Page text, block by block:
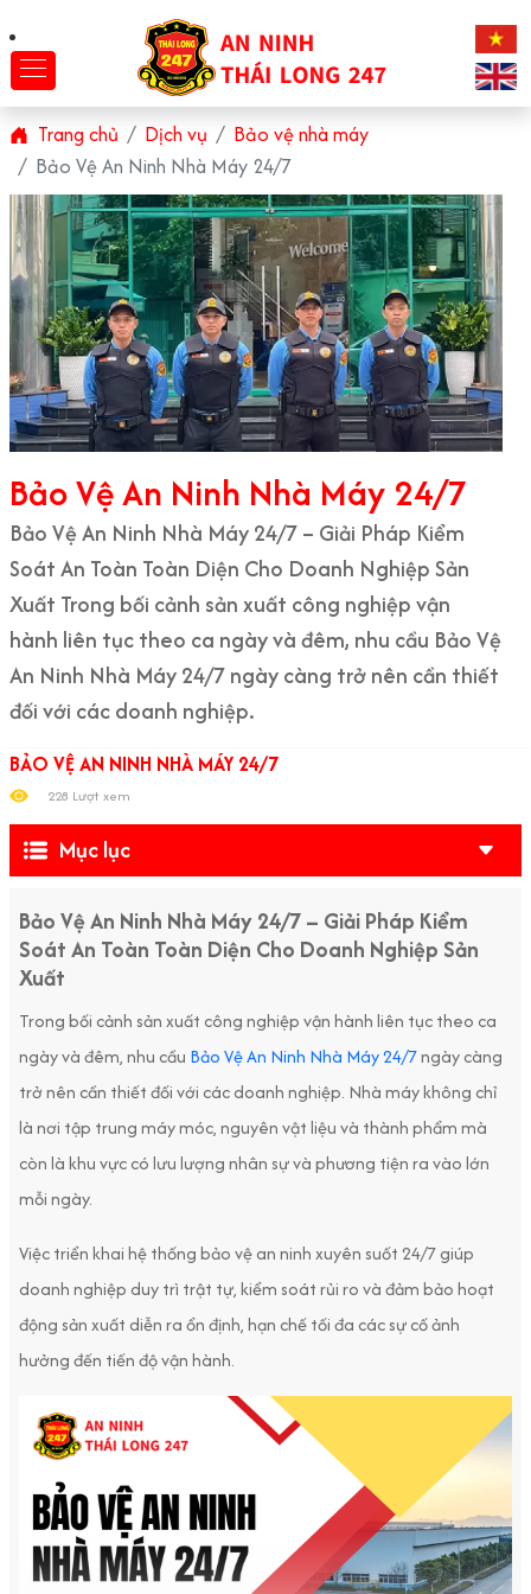
Trang chủ Dịch vụ
Bảo vệ nhà máy
Bảo Vệ An Ninh Nhà Máy 24/7
Bảo Vệ An Ninh Nhà Máy 24/7
Bảo Vệ An Ninh Nhà Máy 24/7 – Giải Pháp Kiểm
Soát An Toàn Toàn Diện Cho Doanh Nghiệp Sản
Xuất Trong bối cảnh sản xuất công nghiệp vận
hành liên tục theo ca ngày và đêm, nhu cầu Bảo Vệ
An Ninh Nhà Máy 24/7 ngày càng trở nên cần thiết
đối với các doanh nghiệp.
BẢO VỆ AN NINH NHÀ MÁY 24/7
228 Lượt xem
Mục lục
Bảo Vệ An Ninh Nhà Máy 24/7 – Giải Pháp Kiểm
Soát An Toàn Toàn Diện Cho Doanh Nghiệp Sản
Xuất
Trong bối cảnh sản xuất công nghiệp vận hành liên tục theo ca
ngày và đêm, nhu cầu Bảo Vệ An Ninh Nhà Máy 24/7ngày càng
trở nên cần thiết đối với các doanh nghiệp. Nhà máy không chỉ
là nơi tập trung máy móc, nguyên vật liệu và thành phẩm mà
còn là khu vực có lưu lượng nhân sự và phương tiện ra vào lớn
mỗi ngày.
Việc triển khai hệ thống bảo vệ an ninh xuyên suốt 24/7 giúp
doanh nghiệp duy trì trật tự, kiểm soát rủi ro và đảm bảo hoạt
động sản xuất diễn ra ổn định, hạn chế tối đa các sự cố ảnh
hưởng đến tiến độ vận hành.